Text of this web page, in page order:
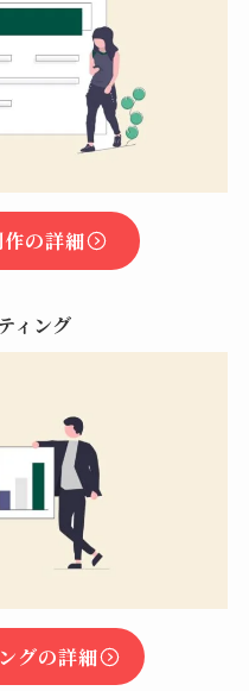
の詳細
ィング
グの詳細